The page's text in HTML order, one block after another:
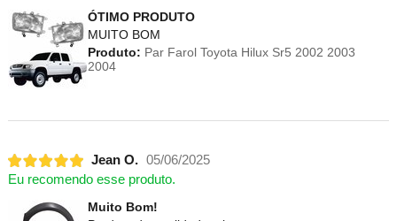
ÓTIMO PRODUTO
MUITO BOM
Produto: Par Farol Toyota Hilux Sr5 2002 2003
2004
Jean O. 05/06/2025
Eu recomendo esse produto.
Muito Bom!